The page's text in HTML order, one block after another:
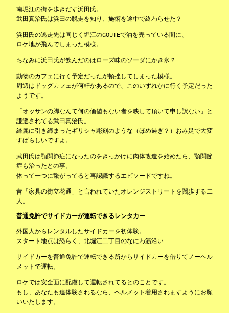
南堀江の街を歩きだす浜田氏。
武田真治氏は浜田の脱走を知り、施術を途中で終わらせた？
浜田氏の逃走先は同じく堀江のGOUTEで油を売っている間に、
ロケ地が飛んでしまった模様。
ちなみに浜田氏が飲んだのはローズ味のソーダにかき氷？
動物のカフェに行く予定だったが頓挫してしまった模様。
周辺はドッグカフェが何軒かあるので、このいずれかに行く予定だった
ようです。
「オッサンの脚なんて何の価値もない者を映して頂いて申し訳ない」と
謙遜されてる武田真治氏。
綺麗に引き締まったギリシャ彫刻のような（ほめ過ぎ？）おみ足で大変
すばらしいですよ。
武田氏は顎関節症になったのをきっかけに肉体改造を始めたら、顎関節
症も治ったとの事。
体って一つに繋がってると再認識するエピソードですね。
昔「家具の街立花通」と言われていたオレンジストリートを闊歩する二
人。
普通免許でサイドカーが運転できるレンタカー
外国人からレンタルしたサイドカーを初体験。
スタート地点は恐らく、北堀江二丁目のなにわ筋沿い
サイドカーを普通免許で運転できる所からサイドカーを借りてノーヘル
メットで運転。
ロケでは安全面に配慮して運転されてるとのことです。
もし、あなたも追体験されるなら、ヘルメット着用されますようにお願
いいたします。